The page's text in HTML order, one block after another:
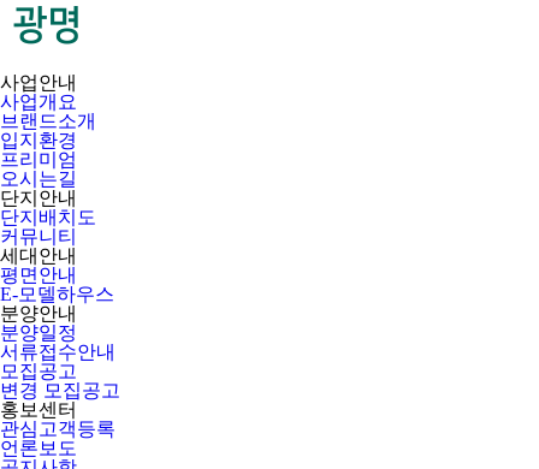
사업안내
사업개요
브랜드소개
입지환경
프리미엄
오시는길
단지안내
단지배치도
커뮤니티
세대안내
평면안내
E-모델하우스
분양안내
분양일정
서류접수안내
모집공고
변경 모집공고
홍보센터
관심고객등록
언론보도